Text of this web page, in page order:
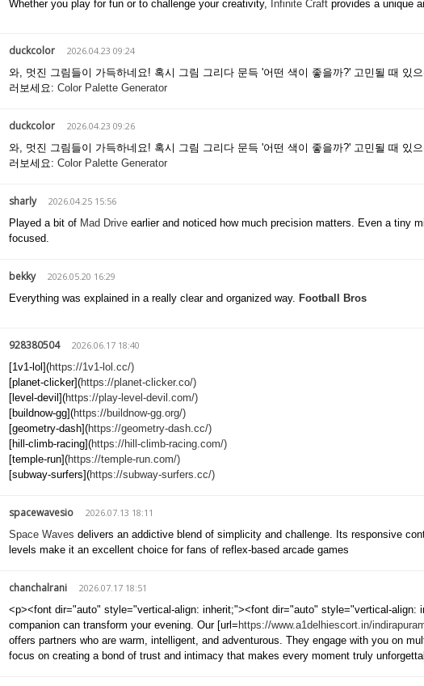
Whether you play for fun or to challenge your creativity, Infinite Craft provides a unique
duckcolor
2026.04.23 09:24
와, 멋진 그림들이 가득하네요! 혹시 그림 그리다 문득 '어떤 색이 좋을까?' 고민될 때 있
러보세요: Color Palette Generator
duckcolor
2026.04.23 09:26
와, 멋진 그림들이 가득하네요! 혹시 그림 그리다 문득 '어떤 색이 좋을까?' 고민될 때 있
러보세요: Color Palette Generator
sharly
2026.04.25 15:56
Played a bit of Mad Drive earlier and noticed how much precision matters. Even a tiny
focused.
bekky
2026.05.20 16:29
Everything was explained in a really clear and organized way. Football Bros
928380504
2026.06.17 18:40
[1v1-lol](https://1v1-lol.cc/)
[planet-clicker](https://planet-clicker.co/)
[level-devil](https://play-level-devil.com/)
[buildnow-gg](https://buildnow-gg.org/)
[geometry-dash](https://geometry-dash.cc/)
[hill-climb-racing](https://hill-climb-racing.com/)
[temple-run](https://temple-run.com/)
[subway-surfers](https://subway-surfers.cc/)
spacewavesio
2026.07.13 18:11
Space Waves delivers an addictive blend of simplicity and challenge. Its responsive
levels make it an excellent choice for fans of reflex-based arcade games
chanchalrani
2026.07.17 18:51
<p><font dir="auto" style="vertical-align: inherit;"><font dir="auto" style="vertical-align:
companion can transform your evening. Our [url= https://www.a1delhiescort.in/
offers partners who are warm, intelligent, and adventurous. They engage with you on
focus on creating a bond of trust and intimacy that makes every moment truly